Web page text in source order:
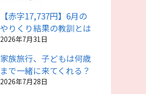
【赤字17,737円】6月の
やりくり結果の教訓とは
2026年7月31日
家族旅行、子どもは何歳
まで一緒に来てくれる？
2026年7月28日